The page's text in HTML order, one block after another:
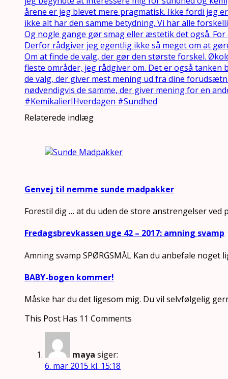
Relaterede indlæg
Genvej til nemme sunde madpakker
Forestil dig … at du uden de store anstrengelser
Fredagsbrevkassen uge 42 – 2017: amning svamp
Amning svamp SPØRGSMÅL Kan du anbefale noget
BABY-bogen kommer!
Måske har du det ligesom mig. Du vil selvfølgelig
This Post Has 11 Comments
maya siger:
6. mar 2015 kl. 15:18